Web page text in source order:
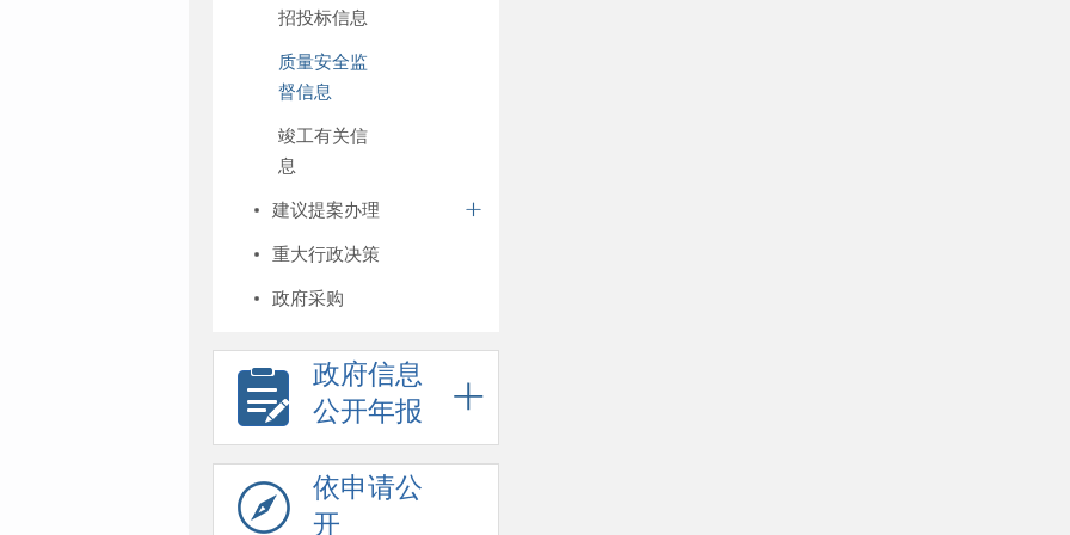
招投标信息
质量安全监
督信息
竣工有关信
息
建议提案办理
重大行政决策
政府采购
政府信息
公开年报
依申请公
开